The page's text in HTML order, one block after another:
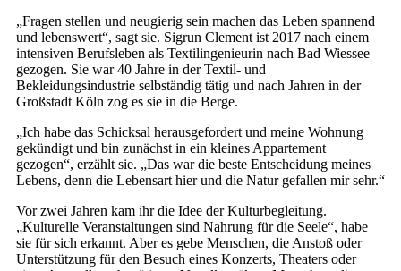
„Fragen stellen und neugierig sein machen das Leben spannend
und lebenswert“, sagt sie. Sigrun Clement ist 2017 nach einem
intensiven Berufsleben als Textilingenieurin nach Bad Wiessee
gezogen. Sie war 40 Jahre in der Textil- und
Bekleidungsindustrie selbständig tätig und nach Jahren in der
Großstadt Köln zog es sie in die Berge.
„Ich habe das Schicksal herausgefordert und meine Wohnung
gekündigt und bin zunächst in ein kleines Appartement
gezogen“, erzählt sie. „Das war die beste Entscheidung meines
Lebens, denn die Lebensart hier und die Natur gefallen mir sehr.“
Vor zwei Jahren kam ihr die Idee der Kulturbegleitung.
„Kulturelle Veranstaltungen sind Nahrung für die Seele“, habe
sie für sich erkannt. Aber es gebe Menschen, die Anstoß oder
Unterstützung für den Besuch eines Konzerts, Theaters oder